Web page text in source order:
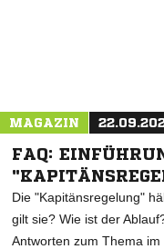
MAGAZIN
FAQ:
Die "Kapitänsregelung"
gilt sie? Wie ist der
Antworten zum Thema im